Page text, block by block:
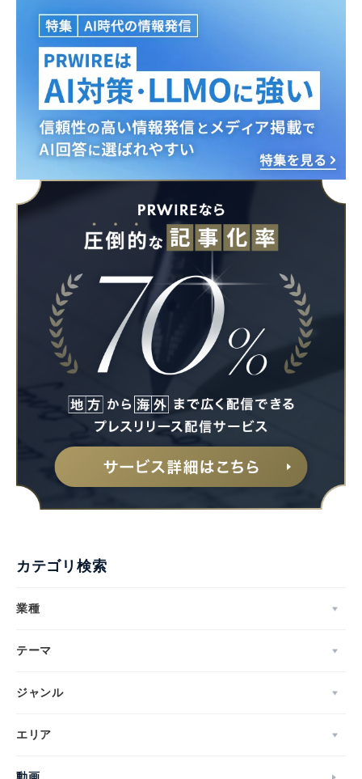
カテゴリ検索
業種
テーマ
ジャンル
エリア